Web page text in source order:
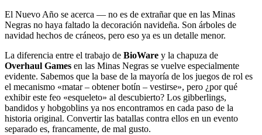
El Nuevo Año se acerca — no es de extrañar que en las Minas
Negras no haya faltado la decoración navideña. Son árboles de
navidad hechos de cráneos, pero eso ya es un detalle menor.
La diferencia entre el trabajo de BioWare y la chapuza de
Overhaul Games en las Minas Negras se vuelve especialmente
evidente. Sabemos que la base de la mayoría de los juegos de rol es
el mecanismo «matar – obtener botín – vestirse», pero ¿por qué
exhibir este feo «esqueleto» al descubierto? Los gibberlings,
bandidos y hobgoblins ya nos encontramos en cada paso de la
historia original. Convertir las batallas contra ellos en un evento
separado es, francamente, de mal gusto.